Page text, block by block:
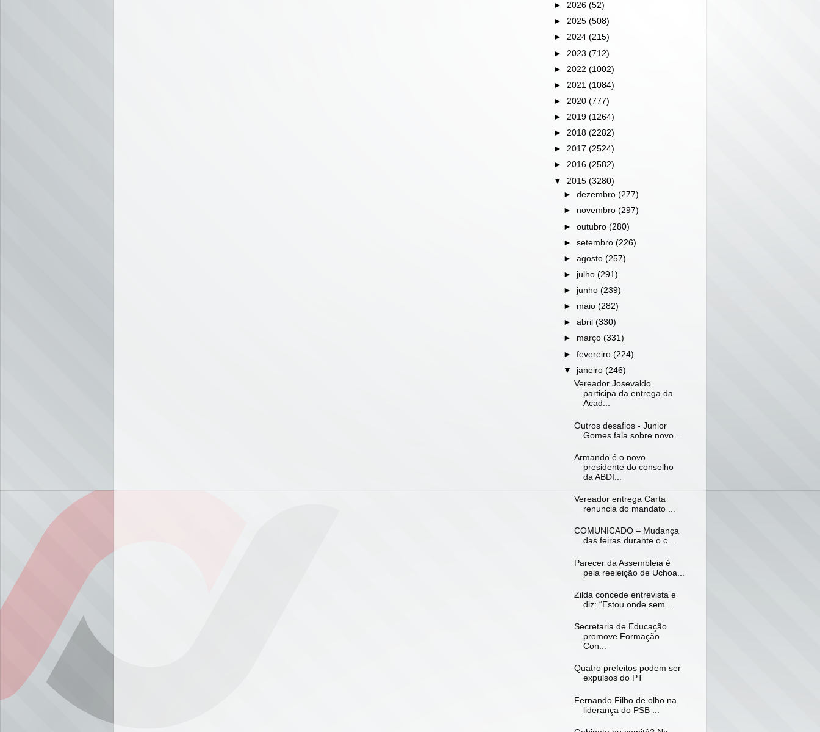
► 2026 (52)
► 2025 (508)
► 2024 (215)
► 2023 (712)
► 2022 (1002)
► 2021 (1084)
► 2020 (777)
► 2019 (1264)
► 2018 (2282)
► 2017 (2524)
► 2016 (2582)
▼ 2015 (3280)
►dezembro(277)
► novembro(297)
►outubro(280)
►setembro(226)
►agosto(257)
► julho(291)
► junho(239)
► maio(282)
►abril(330)
► março(331)
►fevereiro(224)
▼ janeiro(246)
Vereador Josevaldo
participa da entrega da
Acad...
Outros desafios - Junior
Gomes fala sobre novo ...
Armando é o novo
presidente do conselho
da ABDI...
Vereador entrega Carta
renuncia do mandato ...
COMUNICADO – Mudança
das feiras durante o c...
Parecer da Assembleia é
pela reeleição de Uchoa...
Zilda concede entrevista e
diz: “Estou onde sem...
Secretaria de Educação
promove Formação
Con...
Quatro prefeitos podem ser
expulsos do PT
Fernando Filho de olho na
liderança do PSB ...